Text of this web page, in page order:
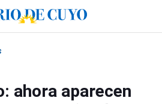
ahora aparecen